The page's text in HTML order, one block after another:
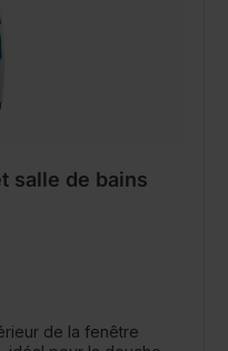
salle de bains
de la fenêtre